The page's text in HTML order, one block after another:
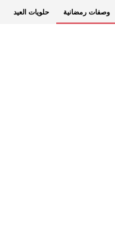
وصفات رمضانية حلويات العيد